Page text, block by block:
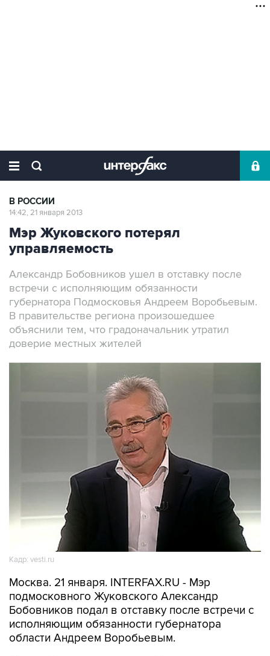
В РОССИИ
14:42, 21 января 2013
Мэр Жуковского потерял
управляемость
Александр Бобовников ушел в отставку после
встречи с исполняющим обязанности
губернатора Подмосковья Андреем Воробьевым.
В правительстве региона произошедшее
объяснили тем, что градоначальник утратил
доверие местных жителей
Кадр: vesti.ru
Москва. 21 января. INTERFAX.RU - Мэр
подмосковного Жуковского Александр
Бобовников подал в отставку после встречи с
исполняющим обязанности губернатора
области Андреем Воробьевым.